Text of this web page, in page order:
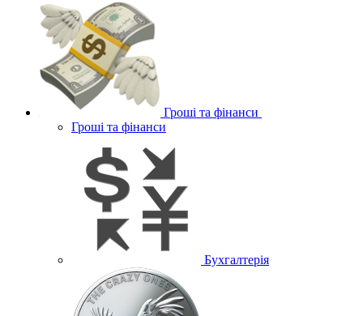
Гроші та фінанси
Гроші та фінанси
Бухгалтерія